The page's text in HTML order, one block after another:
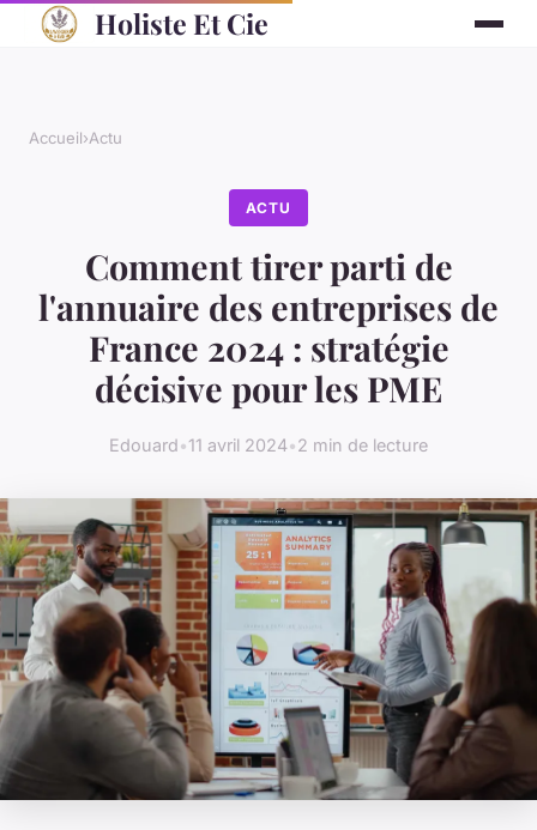
Holiste Et Cie
Accueil›Actu
ACTU
Comment tirer parti de
l'annuaire des entreprises de
France 2024 : stratégie
décisive pour les PME
Edouard•11 avril 2024•2 min de lecture